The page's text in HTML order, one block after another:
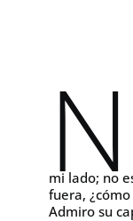
N
mi lado; no
fuera,
Admiro su